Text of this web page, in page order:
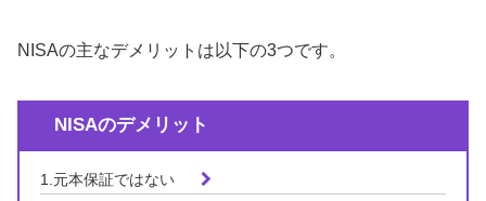
NISAの主なデメリットは以下の3つです。
NISAのデメリット
1.元本保証ではない